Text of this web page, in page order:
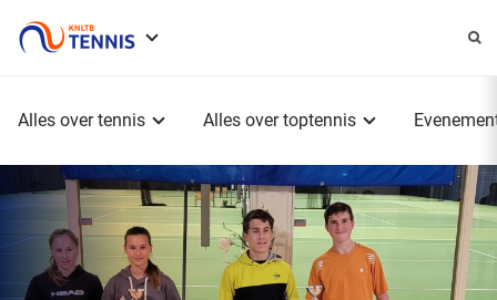
Alles over tennis Alles over toptennis